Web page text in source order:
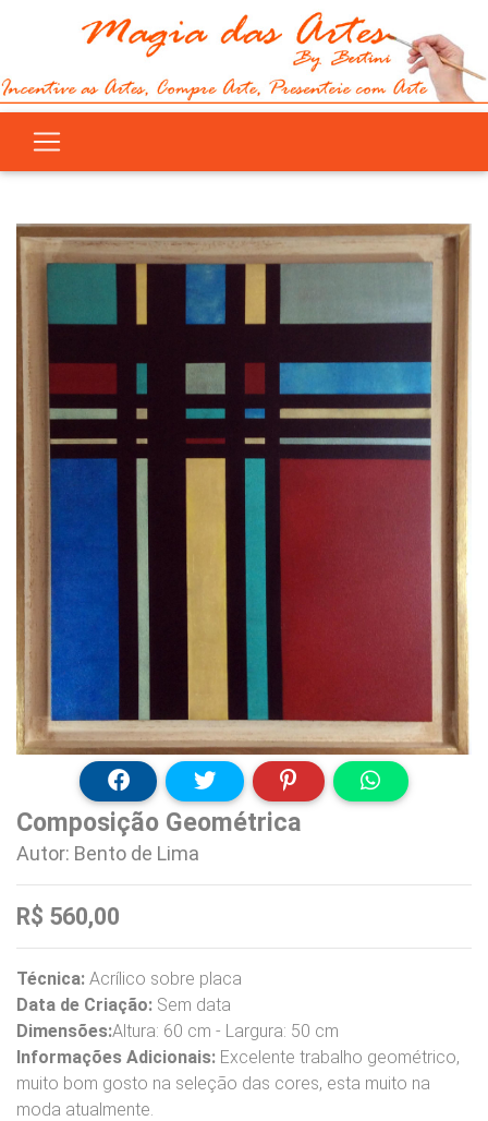
Composição Geométrica
Autor: Bento de Lima
R$ 560,00
Técnica: Acrílico sobre placa
Data de Criação: Sem data
Dimensões:Altura: 60 cm - Largura: 50 cm
Informações Adicionais: Excelente trabalho geométrico,
muito bom gosto na seleção das cores, esta muito na
moda atualmente.